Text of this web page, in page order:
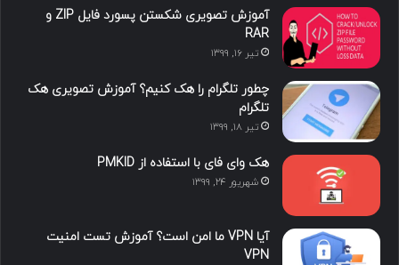
ی
ن
گ
ا
آموزش تصویری شکستن پسورد فایل ZIP و
RAR
تیر ۱۶, ۱۳۹۹
چطور تلگرام را هک کنیم؟ آموزش تصویری هک
تلگرام
تیر ۱۸, ۱۳۹۹
هک وای فای با استفاده از PMKID
شهریور ۲۴, ۱۳۹۹
آیا VPN ما امن است؟ آموزش تست امنیت
VPN